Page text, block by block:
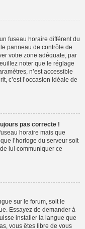
fuseau horaire différent du
panneau de contrôle de
votre zone adéquate, par
noter que le réglage
n’est accessible
c’est l’occasion idéale de
pas correcte !
horaire mais que
l’horloge du serveur soit
lui communiquer ce
sur le forum, soit le
Essayez de demander à
installer la langue que
vous êtes libre de vous